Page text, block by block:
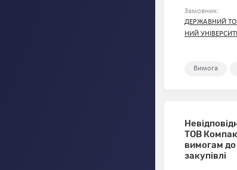
Вимога
Замовник:
ДЕРЖАВНИЙ
НИЙ
ТОВ
вимогам
закупівлі